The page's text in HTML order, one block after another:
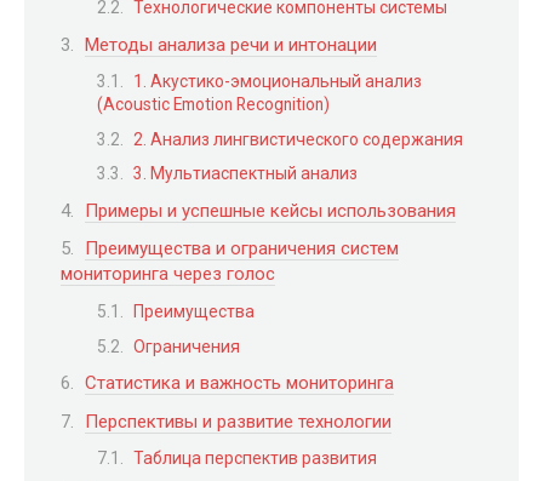
Технологические компоненты системы
Методы анализа речи и интонации
1. Акустико-эмоциональный анализ
(Acoustic Emotion Recognition)
2. Анализ лингвистического содержания
3. Мультиаспектный анализ
Примеры и успешные кейсы использования
Преимущества и ограничения систем
мониторинга через голос
Преимущества
Ограничения
Статистика и важность мониторинга
Перспективы и развитие технологии
Таблица перспектив развития